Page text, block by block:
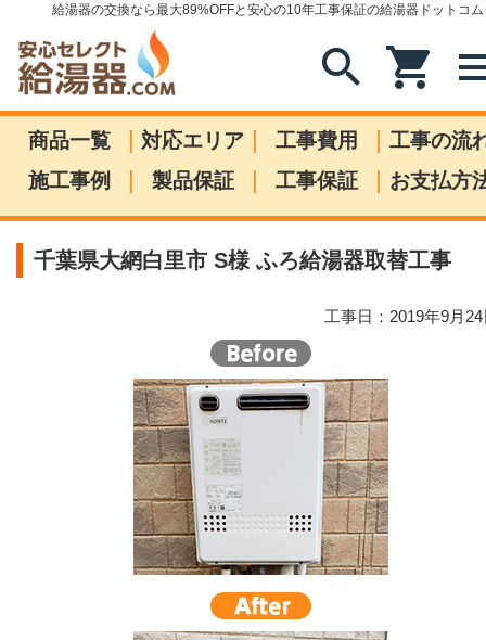
給湯器の交換なら最大89%OFFと安心の10年工事保証の給湯器ドットコム
search shopping_cart
商品一覧 | 対応エリア | 工事費用 | 工事の流
施工事例
| 製品保証 | 工事保証 | お支払方
千葉県大網白里市 S様 ふろ給湯器取替工事
工事日：2019年9月